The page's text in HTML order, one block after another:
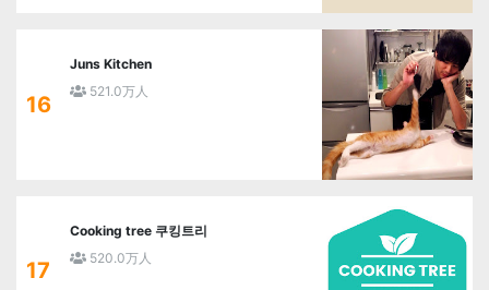
16
Juns Kitchen
521.0万人
17
Cooking tree 쿠킹트리
520.0万人